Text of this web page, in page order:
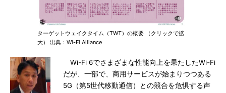
ターゲットウェイクタイム（TWT）の概要 （クリックで拡
大） 出典：Wi-Fi Alliance
Wi-Fi 6でさまざまな性能向上を果たしたWi-Fi
だが、一部で、商用サービスが始まりつつある
5G（第5世代移動通信）との競合を危惧する声